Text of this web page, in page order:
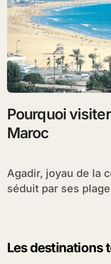
Pourquoi
Maroc
Agadir, joyau de la côte atlantique marocaine,
séduit par ses
Les destinations